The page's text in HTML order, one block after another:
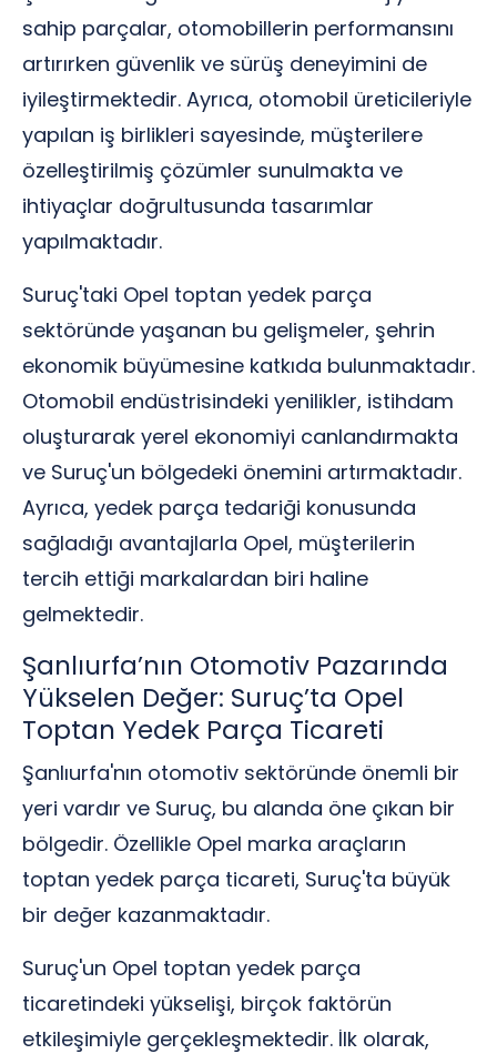
sahip parçalar, otomobillerin performansını
artırırken güvenlik ve sürüş deneyimini de
iyileştirmektedir. Ayrıca, otomobil üreticileriyle
yapılan iş birlikleri sayesinde, müşterilere
özelleştirilmiş çözümler sunulmakta ve
ihtiyaçlar doğrultusunda tasarımlar
yapılmaktadır.
Suruç'taki Opel toptan yedek parça
sektöründe yaşanan bu gelişmeler, şehrin
ekonomik büyümesine katkıda bulunmaktadır.
Otomobil endüstrisindeki yenilikler, istihdam
oluşturarak yerel ekonomiyi canlandırmakta
ve Suruç'un bölgedeki önemini artırmaktadır.
Ayrıca, yedek parça tedariği konusunda
sağladığı avantajlarla Opel, müşterilerin
tercih ettiği markalardan biri haline
gelmektedir.
Şanlıurfa’nın Otomotiv Pazarında
Yükselen Değer: Suruç’ta Opel
Toptan Yedek Parça Ticareti
Şanlıurfa'nın otomotiv sektöründe önemli bir
yeri vardır ve Suruç, bu alanda öne çıkan bir
bölgedir. Özellikle Opel marka araçların
toptan yedek parça ticareti, Suruç'ta büyük
bir değer kazanmaktadır.
Suruç'un Opel toptan yedek parça
ticaretindeki yükselişi, birçok faktörün
etkileşimiyle gerçekleşmektedir. İlk olarak,